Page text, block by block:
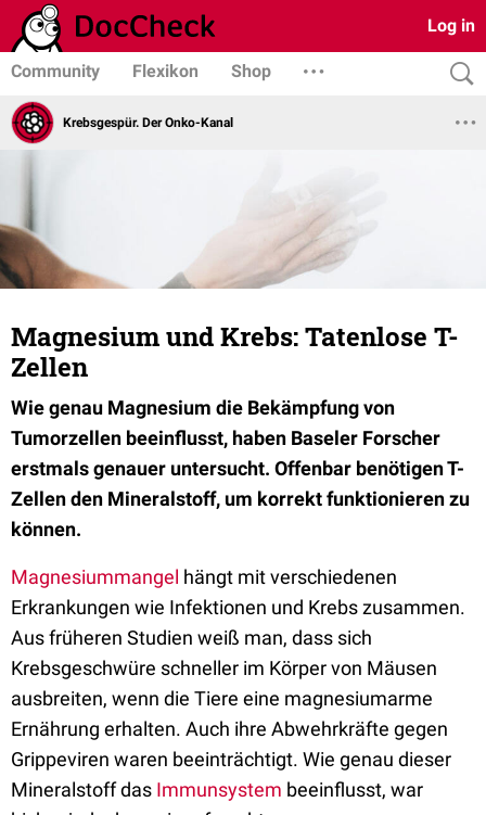
Log in
Community Flexikon Shop
Krebsgespür. Der Onko-Kanal
Magnesium und Krebs: Tatenlose T-
Zellen
Wie genau Magnesium die Bekämpfung von
Tumorzellen beeinflusst, haben Baseler Forscher
erstmals genauer untersucht. Offenbar benötigen T-
Zellen den Mineralstoff, um korrekt funktionieren zu
können.
Magnesiummangel hängt mit verschiedenen
Erkrankungen wie Infektionen und Krebs zusammen.
Aus früheren Studien weiß man, dass sich
Krebsgeschwüre schneller im Körper von Mäusen
ausbreiten, wenn die Tiere eine magnesiumarme
Ernährung erhalten. Auch ihre Abwehrkräfte gegen
Grippeviren waren beeinträchtigt. Wie genau dieser
Mineralstoff das Immunsystem beeinflusst, war